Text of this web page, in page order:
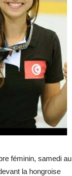
féminin, samedi au
la hongroise